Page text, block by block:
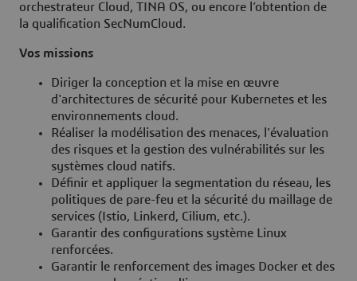
orchestrateur Cloud, TINA OS, ou encore l’obtention de
la qualification SecNumCloud.
Vos missions
Diriger la conception et la mise en œuvre
d'architectures de sécurité pour Kubernetes et les
environnements cloud.
Réaliser la modélisation des menaces, l'évaluation
des risques et la gestion des vulnérabilités sur les
systèmes cloud natifs.
Définir et appliquer la segmentation du réseau, les
politiques de pare-feu et la sécurité du maillage de
services (Istio, Linkerd, Cilium, etc.).
Garantir des configurations système Linux
renforcées.
Garantir le renforcement des images Docker et des